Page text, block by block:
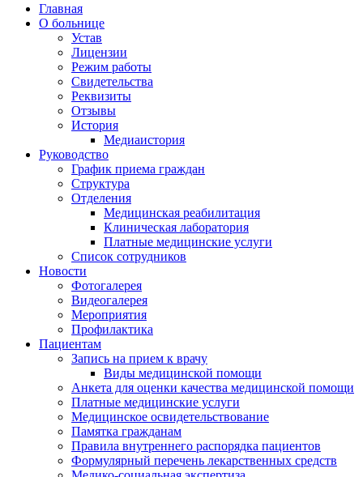
Главная
О больнице
Устав
Лицензии
Режим работы
Свидетельства
Реквизиты
Отзывы
История
Медиаистория
Руководство
График приема граждан
Структура
Отделения
Медицинская реабилитация
Клиническая лаборатория
Платные медицинские услуги
Список сотрудников
Новости
Фотогалерея
Видеогалерея
Мероприятия
Профилактика
Пациентам
Запись на прием к врачу
Виды медицинской помощи
Анкета для оценки качества медицинской помощи
Платные медицинские услуги
Медицинское освидетельствование
Памятка гражданам
Правила внутреннего распорядка пациентов
Формулярный перечень лекарственных средств